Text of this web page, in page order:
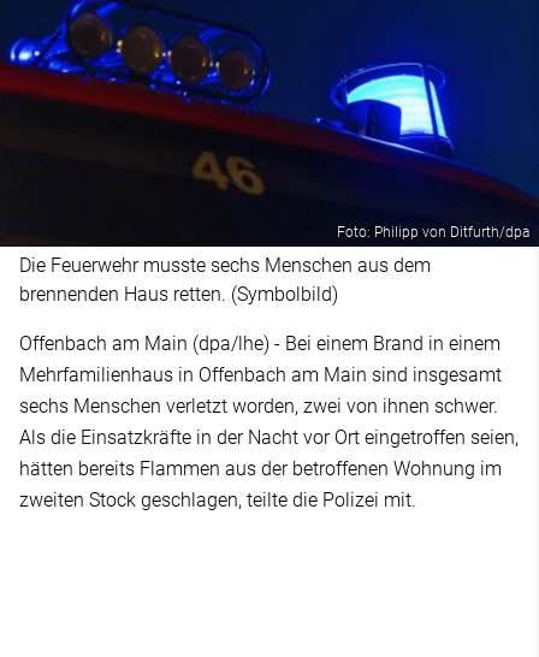
Foto: Philipp von Ditfurth/dpa
Die Feuerwehr musste sechs Menschen aus dem
brennenden Haus retten. (Symbolbild)
Offenbach am Main (dpa/lhe) - Bei einem Brand in einem
Mehrfamilienhaus in Offenbach am Main sind insgesamt
sechs Menschen verletzt worden, zwei von ihnen schwer.
Als die Einsatzkräfte in der Nacht vor Ort eingetroffen seien,
hätten bereits Flammen aus der betroffenen Wohnung im
zweiten Stock geschlagen, teilte die Polizei mit.